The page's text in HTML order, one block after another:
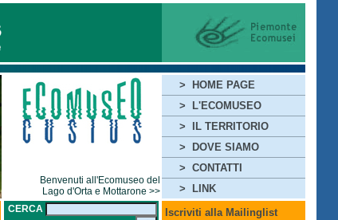
Benvenuti all'Ecomuseo del
Lago d'Orta e Mottarone >>
CERCA
>
HOME PAGE
>
L'ECOMUSEO
>
IL TERRITORIO
>
DOVE SIAMO
> CONTATTI
>
LINK
Iscriviti alla Mailinglist